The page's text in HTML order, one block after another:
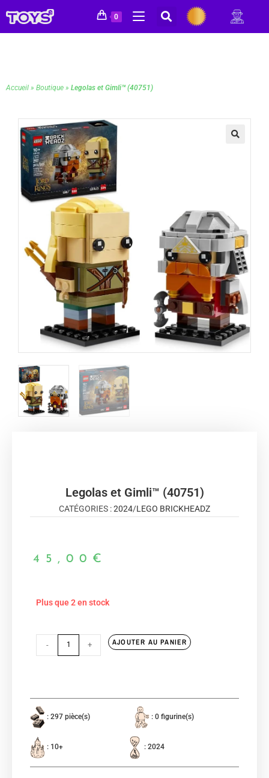
0
Accueil » Boutique » Legolas et Gimli™ (40751)
Legolas et Gimli™ (40751)
CATÉGORIES :2024/LEGO BRICKHEADZ
45,00 €
Plus que 2 en stock
- + AJOUTER AU PANIER
: 297 pièce(s) : 0 figurine(s)
: 10+ : 2024